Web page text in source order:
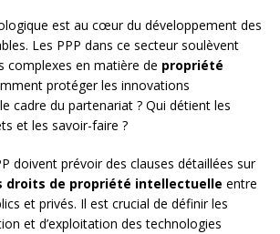
est au cœur du développement des
Les PPP dans ce secteur soulèvent
complexes en matière de propriété
protéger les innovations
cadre du partenariat ? Qui détient les
et les savoir-faire ?
doivent prévoir des clauses détaillées sur
droits de propriété intellectuelle entre
et privés. Il est crucial de définir les
et d’exploitation des technologies